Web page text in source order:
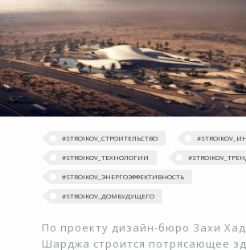
#STROIKOV_СТРОИТЕЛЬСТВО
#STROIKOV_ТЕХНОЛОГИИ
#STROIKOV_ЭНЕРГОЭФФЕКТИВНОСТЬ
#STROIKOV_ДОМБУДУЩЕГО
По проекту дизайн-бюро Захи
Шарджа строится потрясающее